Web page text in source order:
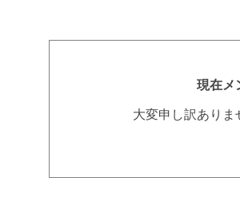
現在メ
大変申し訳あり